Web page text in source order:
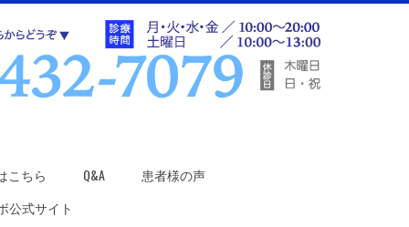
こちら Q&A
患者様の声
公式サイト